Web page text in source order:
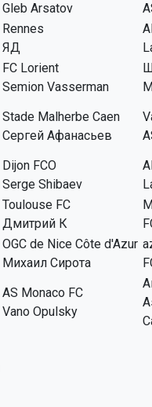
Gleb Arsatov
Rennes
ЯД
FC Lorient
Semion Vasserman
Stade Malherbe Caen
Сергей Афанасьев
Dijon FCO
Serge Shibaev
Toulouse FC
Дмитрий К
OGC de Nice Côte d'Azur
Михаил Сирота
AS Monaco FC
Vano Opulsky